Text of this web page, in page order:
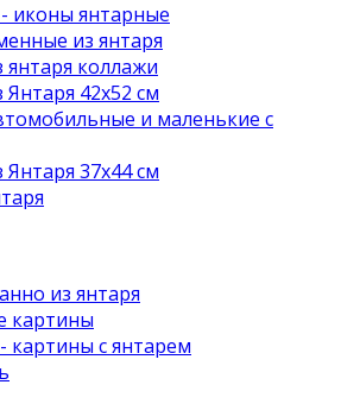
иконы янтарные
из янтаря
коллажи
42х52 см
и маленькие с
37х44 см
из янтаря
картины
картины с янтарем